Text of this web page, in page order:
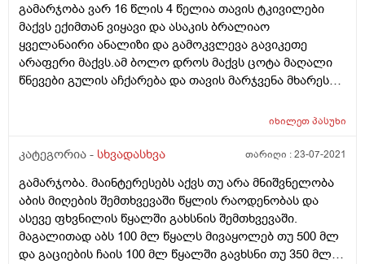
გამარჯობა ვარ 16 წლის 4 წელია თავის ტკივილები
მაქვს ექიმთან ვიყავი და ასაკის ბრალიაო
ყველანაირი ანალიზი და გამოკვლევა გავიკეთე
არაფერი მაქვს.ამ ბოლო დროს მაქვს ცოტა მაღალი
წნევები გულის აჩქარება და თავის მარჯვენა მხარეს
რამოდენიმე წუთში ისევ იწყებს ტკივილს რისი ბრალი
იხილეთპასუხი
კატეგორია - სხვადასხვა თარიღი :23-07-2021
გამარჯობა. მაინტერესებს აქვს თუ არა მნიშვნელობა
აბის მიღების შემთხვევაში წყლის რაოდენობას და
ასევე ფხვნილის წყალში გახსნის შემთხვევაში.
მაგალითად აბს 100 მლ წყალს მივაყოლებ თუ 500 მლ
და გაციების ჩაის 100 მლ წყალში გავხსნი თუ 350 მლ-